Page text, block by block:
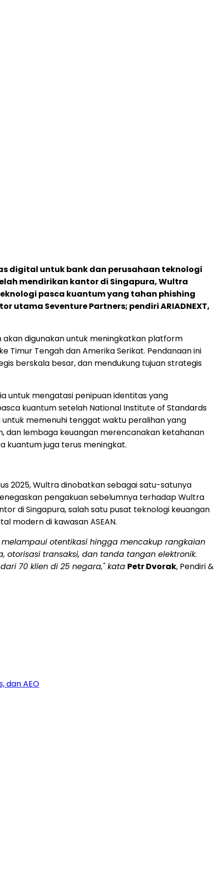
digital untuk bank dan perusahaan teknologi
mendirikan kantor di Singapura, Wultra
pasca kuantum yang tahan phishing
Seventure Partners; pendiri ARIADNEXT,
digunakan untuk meningkatkan platform
Tengah dan Amerika Serikat. Pendanaan ini
berskala besar, dan mendukung tujuan strategis
untuk mengatasi penipuan identitas yang
kuantum setelah National Institute of Standards
memenuhi tenggat waktu peralihan yang
lembaga keuangan merencanakan ketahanan
kuantum juga terus meningkat.
2025, Wultra dinobatkan sebagai satu-satunya
pengakuan sebelumnya terhadap Wultra
di Singapura, salah satu pusat teknologi keuangan
modern di kawasan ASEAN.
otentikasi hingga mencakup rangkaian
transaksi, dan tanda tangan elektronik.
70 klien di 25 negara," kata Petr Dvorak, Pendiri &
dan AEO